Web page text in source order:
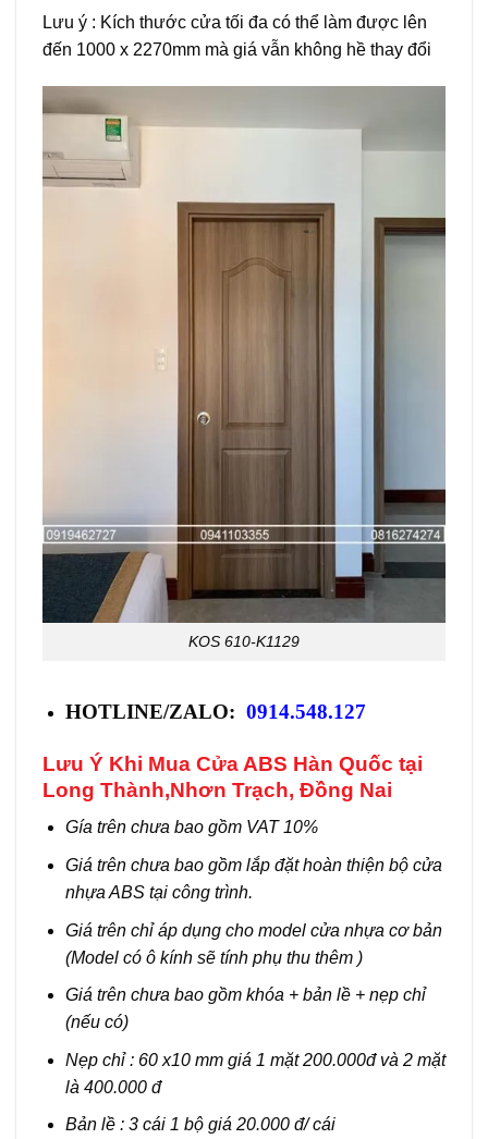
Lưu ý : Kích thước cửa tối đa có thể làm được lên
đến 1000 x 2270mm mà giá vẫn không hề thay đổi
KOS 610-K1129
HOTLINE/ZALO: 0914.548.127
Lưu Ý Khi Mua Cửa ABS Hàn Quốc tại
Long Thành,Nhơn Trạch, Đồng Nai
Gía trên chưa bao gồm VAT 10%
Giá trên chưa bao gồm lắp đặt hoàn thiện bộ cửa
nhựa ABS tại công trình.
Giá trên chỉ áp dụng cho model cửa nhựa cơ bản
(Model có ô kính sẽ tính phụ thu thêm )
Giá trên chưa bao gồm khóa + bản lề + nẹp chỉ
(nếu có)
Nẹp chỉ : 60 x10 mm giá 1 mặt 200.000đ và 2 mặt
là 400.000 đ
Bản lề : 3 cái 1 bộ giá 20.000 đ/ cái